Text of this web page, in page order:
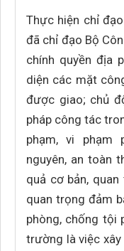
Thực hiện chỉ
đã chỉ đạo Bộ
chính quyền địa
diện các mặt
được giao; chủ
pháp công tác
phạm, vi phạm
nguyên, an toàn
quả cơ bản,
quan trọng đảm
phòng, chống tội
trường là việc